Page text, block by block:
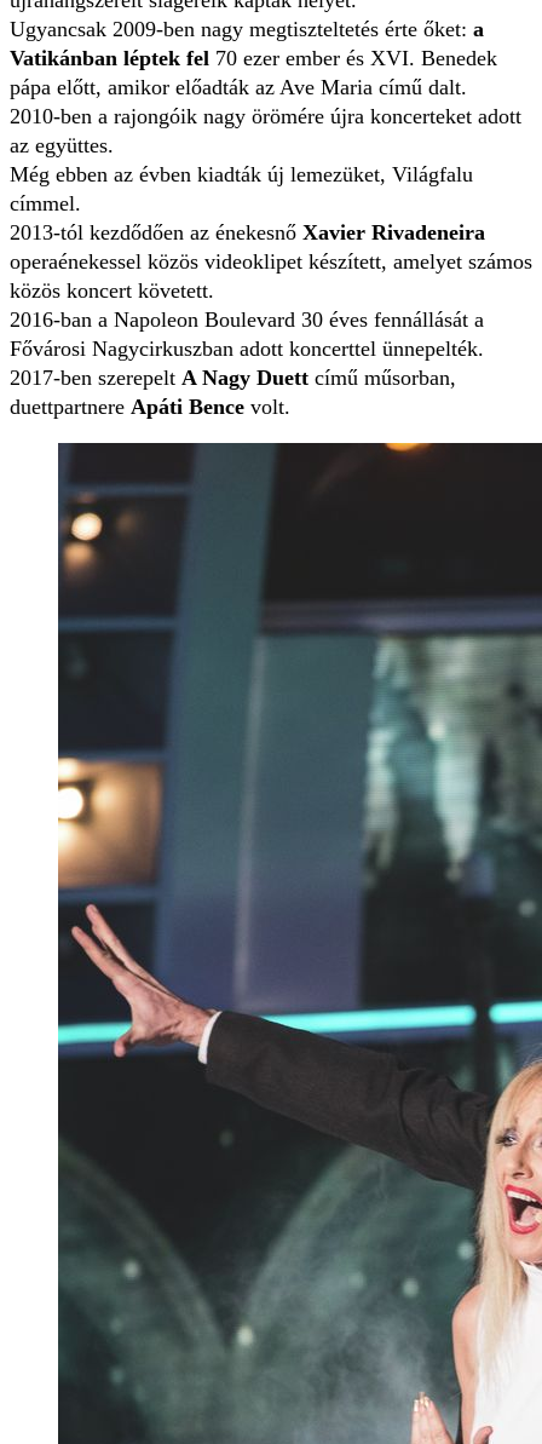
Ugyancsak 2009-ben nagy megtiszteltetés érte őket: a
Vatikánban léptek fel 70 ezer ember és XVI. Benedek
pápa előtt, amikor előadták az Ave Maria című dalt.
2010-ben a rajongóik nagy örömére újra koncerteket adott
az együttes.
Még ebben az évben kiadták új lemezüket, Világfalu
címmel.
2013-tól kezdődően az énekesnő Xavier Rivadeneira
operaénekessel közös videoklipet készített, amelyet számos
közös koncert követett.
2016-ban a Napoleon Boulevard 30 éves fennállását a
Fővárosi Nagycirkuszban adott koncerttel ünnepelték.
2017-ben szerepelt A Nagy Duett című műsorban,
duettpartnere Apáti Bence volt.